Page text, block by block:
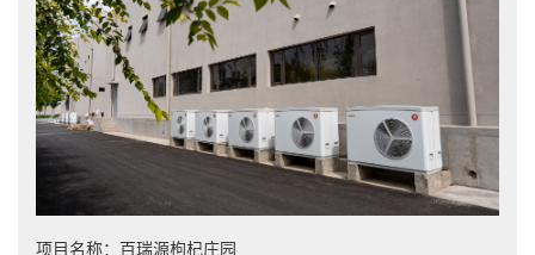
项目名称：
百瑞源枸杞庄园